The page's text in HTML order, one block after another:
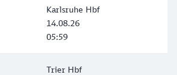
Karlsruhe Hbf
14.08.26
05:59
Trier Hbf